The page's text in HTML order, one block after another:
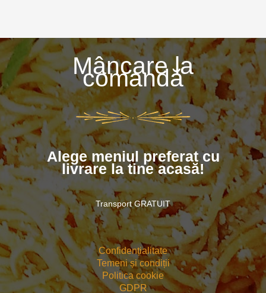
Mâncare la
comandă
Alege meniul preferat cu
livrare la tine acasă!
Transport GRATUIT
Confidențialitate
Temeni și condiții
Politica cookie
GDPR